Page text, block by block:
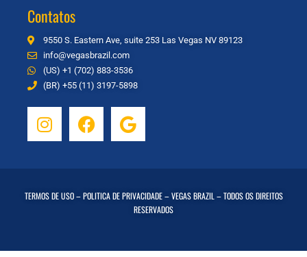
Contatos
9550 S. Eastern Ave, suite 253 Las Vegas NV 89123
info@vegasbrazil.com
(US) +1 (702) 883-3536
(BR) +55 (11) 3197-5898
TERMOS DE USO–POLITICA DE PRIVACIDADE– VEGAS BRAZIL – TODOS OS DIREITOS
RESERVADOS